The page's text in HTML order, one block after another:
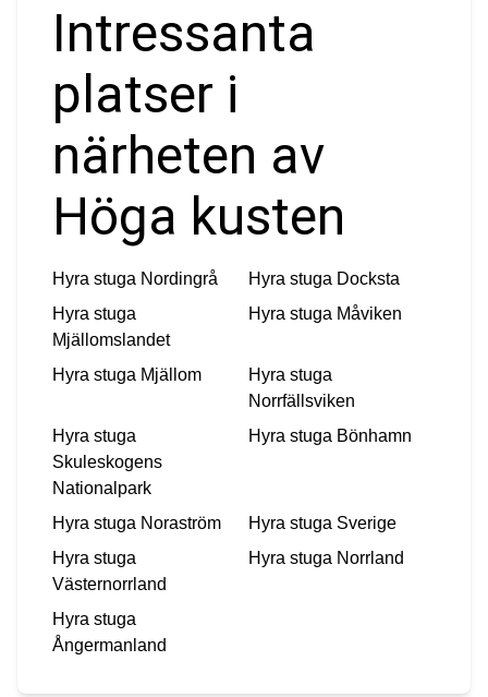
Intressanta
platser i
närheten av
Höga kusten
Hyra stuga Nordingrå Hyra stuga Docksta
Hyra stuga
Mjällomslandet
Hyra stuga Måviken
Hyra stuga Mjällom
Hyra stuga
Norrfällsviken
Hyra stuga
Skuleskogens
Nationalpark
Hyra stuga Bönhamn
Hyra stuga Noraström Hyra stuga Sverige
Hyra stuga
Västernorrland
Hyra stuga Norrland
Hyra stuga
Ångermanland